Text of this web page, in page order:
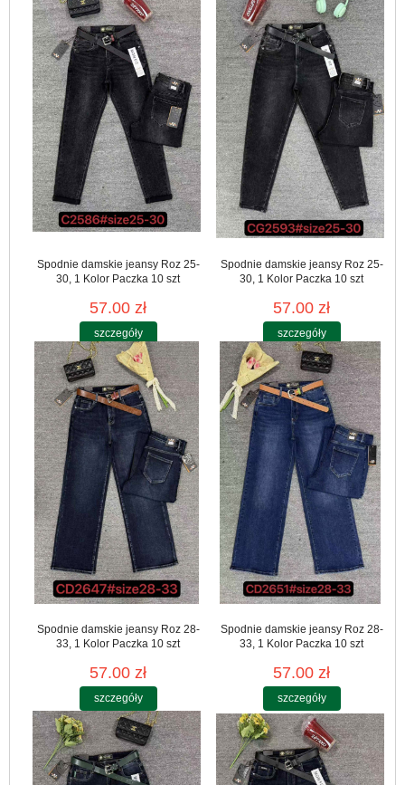
Spodnie damskie jeansy Roz 25-
30, 1 Kolor Paczka 10 szt
57.00 zł
szczegóły
Spodnie damskie jeansy Roz 25-
30, 1 Kolor Paczka 10 szt
57.00 zł
szczegóły
Spodnie damskie jeansy Roz 28-
33, 1 Kolor Paczka 10 szt
57.00 zł
szczegóły
Spodnie damskie jeansy Roz 28-
33, 1 Kolor Paczka 10 szt
57.00 zł
szczegóły